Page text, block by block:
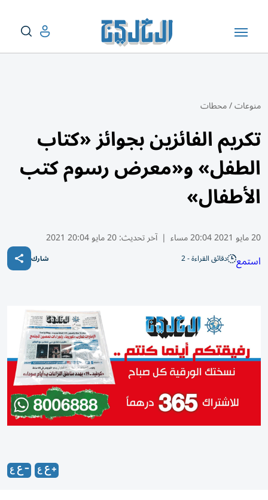
منوعات/محطات
تكريم الفائزين بجوائز «كتاب
الطفل» و«معرض رسوم كتب
الأطفال»
20 مايو 2021 20:04 مساء | آخر تحديث:20 مايو 20:04 2021
استمع دقائق القراءة - 2 شارك